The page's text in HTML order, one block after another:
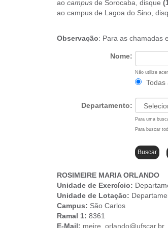
u
ao campus de Sorocaba, disque
ao campus de Lagoa do Sino,
Observação: Para as chamadas
Nome:
Não utilize
Todas
Departamento:
Para uma
Para buscar
ROSIMEIRE MARIA ORLANDO
Unidade de Exercício:
Unidade de Lotação:
Campus: São Carlos
Ramal 1: 8361
E-Mail: meire_orlando@ufscar.br